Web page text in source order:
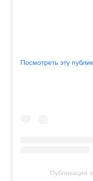
Посмотреть эту
Публикация